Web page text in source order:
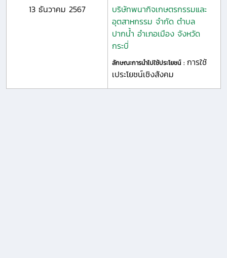
13 ธันวาคม 2567
บริษัทพนากิจเกษตรกรรมและ
อุตสาหกรรม จำกัด ตำบล
ปากน้ำ อำเภอเมือง จังหวัด
กระบี่
ลักษณะการนำไปใช้ประโยชน์ : การใช้
เประโยชน์เชิงสังคม